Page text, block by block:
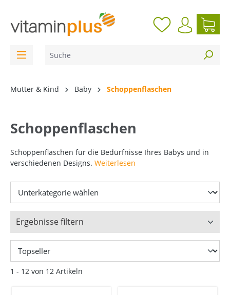
Mutter & Kind Baby Schoppenflaschen
Schoppenflaschen
Schoppenflaschen für die Bedürfnisse Ihres Babys und in
verschiedenen Designs. Weiterlesen
Ergebnisse filtern
1 - 12 von 12 Artikeln